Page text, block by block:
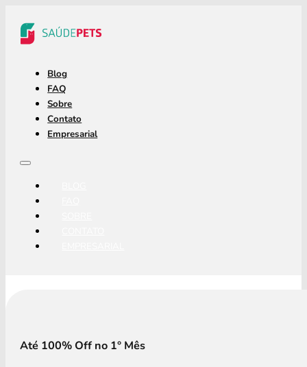
Blog
FAQ
Sobre
Contato
Empresarial
Até 100% Off no 1° Mês